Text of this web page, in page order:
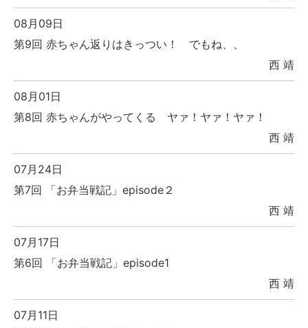
08月09日
第9回 赤ちゃん返りはきっつい！ でもね、、
西 靖
08月01日
第8回 赤ちゃんがやってくる ヤァ！ヤァ！ヤァ！
西 靖
07月24日
第7回 「お弁当戦記」episode２
西 靖
07月17日
第6回 「お弁当戦記」episode1
西 靖
07月11日